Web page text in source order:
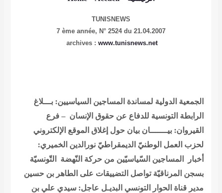
TUNISNEWS
7 ème année, N° 2524 du 21.04.2007
archives : www.tunisnews.net
الجمعية الدولية لمساندة المساجين السياسيين: بـــلاغ
الرابطة التونسية للدفاع عن حقوق الإنسان – فرع
القيروان: بيـــــــان بيان حول إغلاق الموقع الإلكتروني
لحزب العمل الوطنيّ الديمقراطيّ نورالدين الخميري:
أخبار المساجين السّياسيّين من حركة النّهضة التّونسيّة
بسجن المرناقيّة تواصل التضييقات على الطاهر بن حسين
مدير قناة الحوار التونسي البديـل عاجل: سيدي علي بن